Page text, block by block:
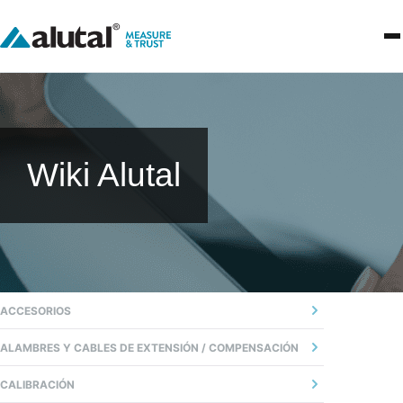
Wiki Alutal
ACCESORIOS
01 - CABEZA
03 - BUCIM
ALAMBRES Y CABLES DE EXTENSIÓN / COMPENSACIÓN
02 - PRECAUCIONES Y RECOMENDACIONES
CALIBRACIÓN